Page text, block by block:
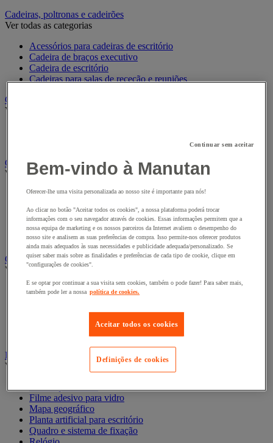
Cadeiras, poltronas e cadeirões
Ver todas as categorias
Acessórios para cadeiras de escritório
Cadeira de braços executivo
Cadeira de escritório
Cadeiras para salas de receção e reuniões
Candeeiro
Ver todas as categorias
Classificação e arquivo
Ver todas as categorias
Acessórios de arquivo para o escritório
Caixa de arquivo
Pasta suspensa
Pastas de arquivo, separadores e bolsas
Pastas e classificadores
Contagem e registo de valores
Ver todas as categorias
Caixa de dinheiro
Contadores/classificadores de moedas e detetores de notas
Leitores de código de barras e acessórios
Decoração
Ver todas as categorias
Filme adesivo para vidro
Mapa geográfico
Planta artificial para escritório
Quadro e sistema de fixação
Continuar sem aceitar
Bem-vindo à Manutan
Oferecer-lhe uma visita personalizada ao nosso site é importante para nós!
Ao clicar no botão "Aceitar todos os cookies", a nossa plataforma poderá trocar
informações com o seu navegador através de cookies. Essas informações permitem que a
nossa equipa de marketing e os nossos parceiros da Internet avaliem o desempenho do
nosso site e analisem as suas preferências de compra. Isso permite-nos oferecer produtos
ainda mais adequados às suas necessidades e publicidade adequada/personalizado. Se
quiser saber mais sobre as finalidades e preferências de cada tipo de cookie, clique em
"configurações de cookies".
E se optar por continuar a sua visita sem cookies, também o pode fazer! Para saber mais,
também pode ler a nossa política de cookies.
Aceitar todos os cookies
Definições de cookies